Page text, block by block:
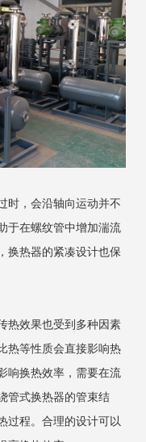
，会沿轴向运动并不
于在螺纹管中增加湍流
换热器的紧凑设计也保
效果也受到多种因素
热等性质会直接影响热
响换热效率，需要在流
管式换热器的管束结
过程。合理的设计可以